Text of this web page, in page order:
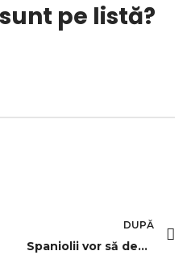
pe listă?
DUPĂ
Spaniolii vor să decidă științific dacă vinul merită păstrat în dietă